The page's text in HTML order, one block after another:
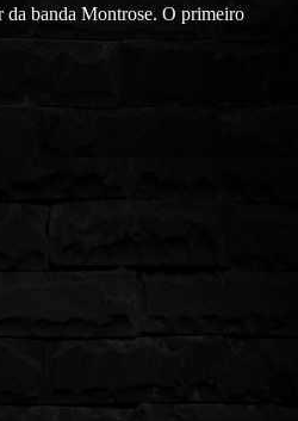
da banda Montrose. O primeiro